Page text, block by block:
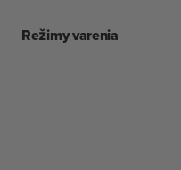
Režimy varenia